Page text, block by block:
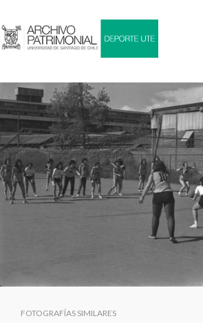
FOTOGRAFÍAS SIMILARES